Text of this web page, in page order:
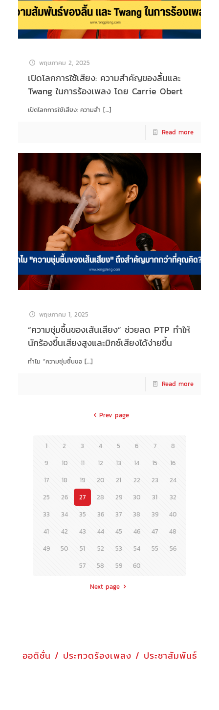
พฤษภาคม 2, 2025
เปิดโลกการใช้เสียง: ความสำคัญของลิ้นและ
Twang ในการร้องเพลง โดย Carrie Obert
เปิดโลกการใช้เสียง: ความสำ […]
Read more
พฤษภาคม 1, 2025
“ความชุ่มชื้นของเส้นเสียง” ช่วยลด PTP ทำให้
นักร้องขึ้นเสียงสูงและมิกซ์เสียงได้ง่ายขึ้น
ทำไม “ความชุ่มชื้นขอ[…]
Read more
Prev page
1 2 3 4 5 6 7
8
9
10 11 12 13 14 15
16
17
18 19 20 21 22 23
24
25
26 27 28 29 30 31
32
33
34 35 36 37 38 39
40
41
42 43 44 45 46 47
48
49
50 51 52 53 54 55
56
57
58 59 60
Next page
ออดิชั่น / ประกวดร้องเพลง / ประชาสัมพันธ์